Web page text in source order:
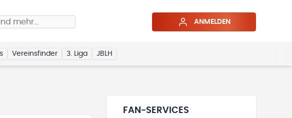
mehr… ANMELDEN
Vereinsfinder 3. Liga JBLH
FAN-SERVICES